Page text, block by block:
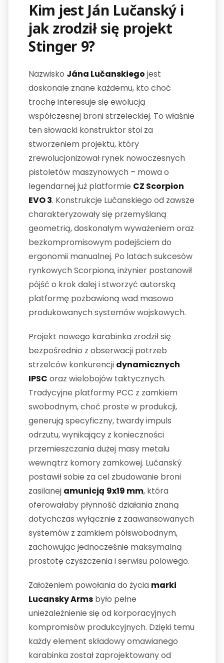
Kim jest Ján Lučanský i
jak zrodził się projekt
Stinger 9?
Nazwisko Jána Lučanskiego jest
doskonale znane każdemu, kto choć
trochę interesuje się ewolucją
współczesnej broni strzeleckiej. To właśnie
ten słowacki konstruktor stoi za
stworzeniem projektu, który
zrewolucjonizował rynek nowoczesnych
pistoletów maszynowych – mowa o
legendarnej już platformie CZ Scorpion
EVO 3. Konstrukcje Lučanskiego od zawsze
charakteryzowały się przemyślaną
geometrią, doskonałym wyważeniem oraz
bezkompromisowym podejściem do
ergonomii manualnej. Po latach sukcesów
rynkowych Scorpiona, inżynier postanowił
pójść o krok dalej i stworzyć autorską
platformę pozbawioną wad masowo
produkowanych systemów wojskowych.
Projekt nowego karabinka zrodził się
bezpośrednio z obserwacji potrzeb
strzelców konkurencji dynamicznych
IPSC oraz wielobojów taktycznych.
Tradycyjne platformy PCC z zamkiem
swobodnym, choć proste w produkcji,
generują specyficzny, twardy impuls
odrzutu, wynikający z konieczności
przemieszczania dużej masy metalu
wewnątrz komory zamkowej. Lučanský
postawił sobie za cel zbudowanie broni
zasilanej amunicją 9x19 mm, która
oferowałaby płynność działania znaną
dotychczas wyłącznie z zaawansowanych
systemów z zamkiem półswobodnym,
zachowując jednocześnie maksymalną
prostotę czyszczenia i serwisu polowego.
Założeniem powołania do życia marki
Lucansky Arms było pełne
uniezależnienie się od korporacyjnych
kompromisów produkcyjnych. Dzięki temu
każdy element składowy omawianego
karabinka został zaprojektowany od